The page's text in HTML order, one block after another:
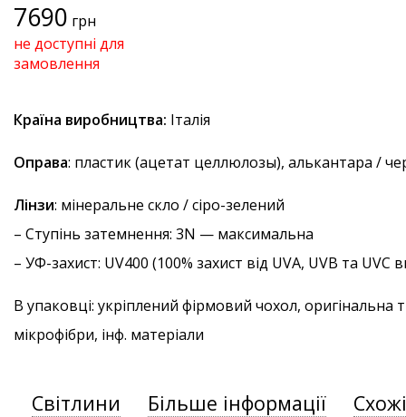
7690 грн
не доступні для
замовлення
Країна виробництва: Італія
Оправа: пластик (ацетат целлюлозы), алькантара /
Лінзи: мінеральне скло / сіро-зелений
– Ступінь затемнення: 3N — максимальна
– УФ-захист: UV400 (100% захист від UVA, UVB та
В упаковці: укріплений фірмовий чохол, оригінальна
мікрофібри, інф. матеріали
Світлини Більше інформації